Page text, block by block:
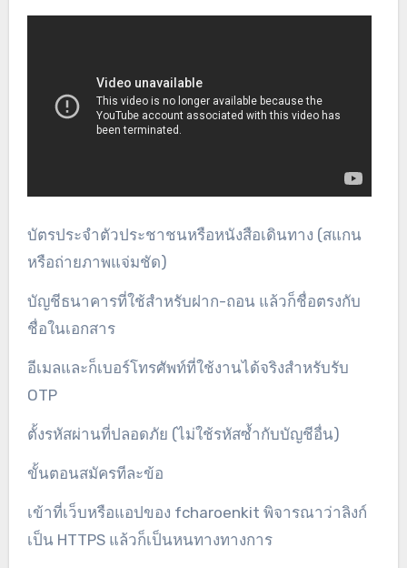
บัตรประจำตัวประชาชนหรือหนังสือเดินทาง (สแกน
หรือถ่ายภาพแจ่มชัด)
บัญชีธนาคารที่ใช้สำหรับฝาก-ถอน แล้วก็ชื่อตรงกับ
ชื่อในเอกสาร
อีเมลและก็เบอร์โทรศัพท์ที่ใช้งานได้จริงสำหรับรับ
OTP
ตั้งรหัสผ่านที่ปลอดภัย (ไม่ใช้รหัสซ้ำกับบัญชีอื่น)
ขั้นตอนสมัครทีละข้อ
เข้าที่เว็บหรือแอปของ fcharoenkit พิจารณาว่าลิงก์
เป็น HTTPS แล้วก็เป็นหนทางทางการ